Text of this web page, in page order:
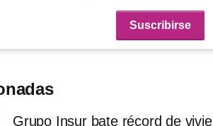
Grupo Insur bate récord de